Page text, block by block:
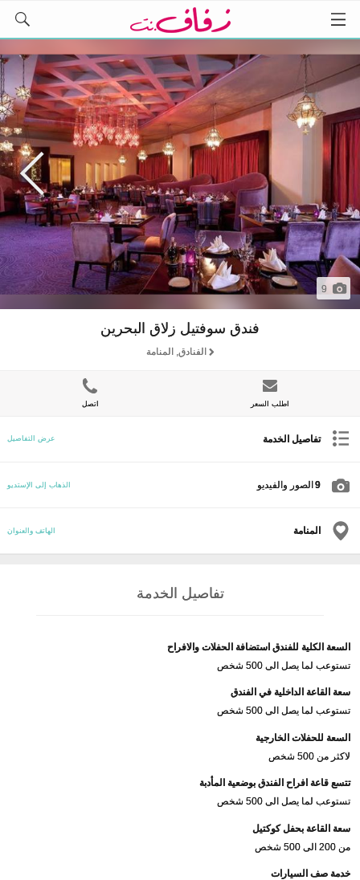
9
فندق سوفتيل زلاق البحرين
الفنادق, المنامة
اطلب السعر اتصل
تفاصيل الخدمة عرض التفاصيل
9 الصور والفيديو الذهاب إلى الإستديو
المنامة الهاتف والعنوان
تفاصيل الخدمة
السعة الكلية للفندق استضافة الحفلات والافراح
تستوعب لما يصل الى 500 شخص
سعة القاعة الداخلية في الفندق
تستوعب لما يصل الى 500 شخص
السعة للحفلات الخارجية
لاكثر من 500 شخص
تتسع قاعة افراح الفندق بوضعية المأدبة
تستوعب لما يصل الى 500 شخص
سعة القاعة بحفل كوكتيل
من 200 الى 500 شخص
خدمة صف السيارات